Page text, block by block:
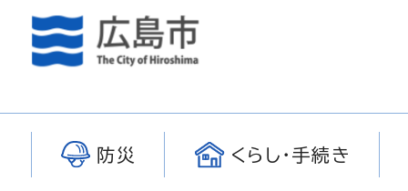
防災 くらし・手続き